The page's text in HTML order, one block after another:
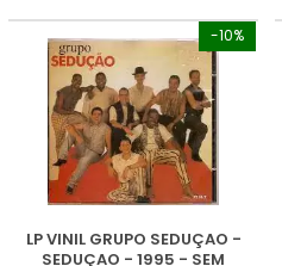
-10%
LP VINIL GRUPO SEDUÇAO -
SEDUÇAO - 1995 - SEM